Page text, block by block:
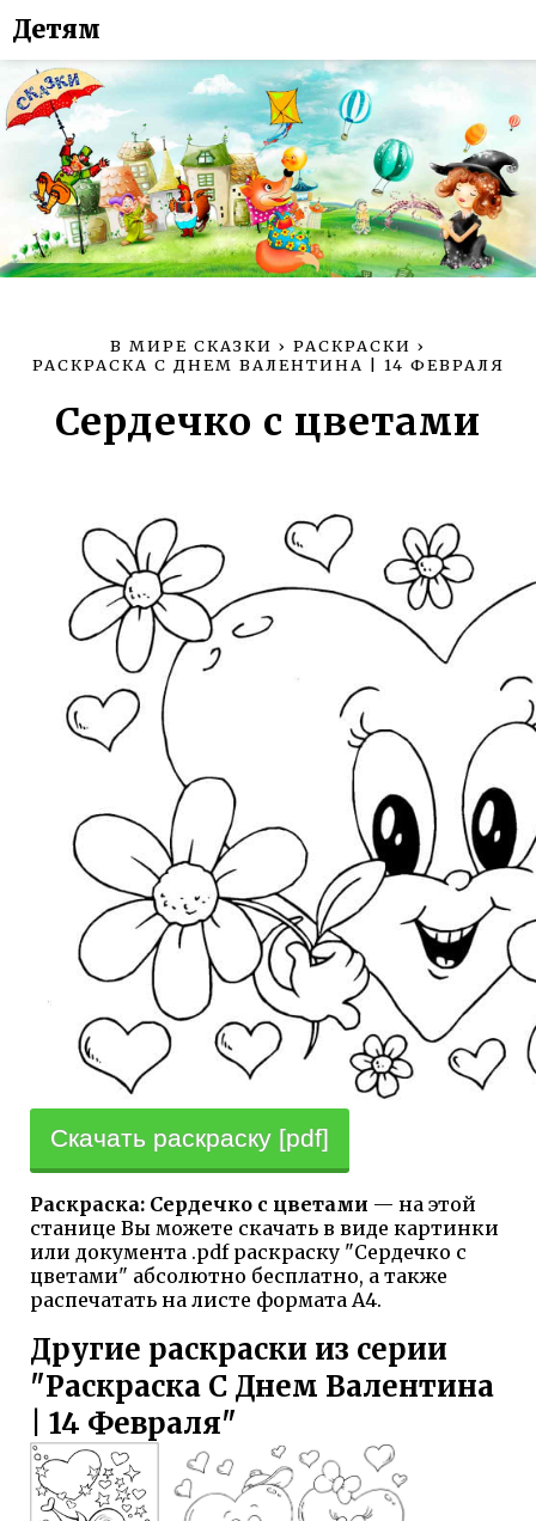
Детям
В МИРЕ СКАЗКИ › РАСКРАСКИ ›
РАСКРАСКА С ДНЕМ ВАЛЕНТИНА | 14 ФЕВРАЛЯ
Сердечко с цветами
Скачать раскраску [pdf]
Раскраска: Сердечко с цветами — на этой
станице Вы можете скачать в виде картинки
или документа .pdf раскраску "Сердечко с
цветами" абсолютно бесплатно, а также
распечатать на листе формата А4.
Другие раскраски из серии
"Раскраска С Днем Валентина
| 14 Февраля"